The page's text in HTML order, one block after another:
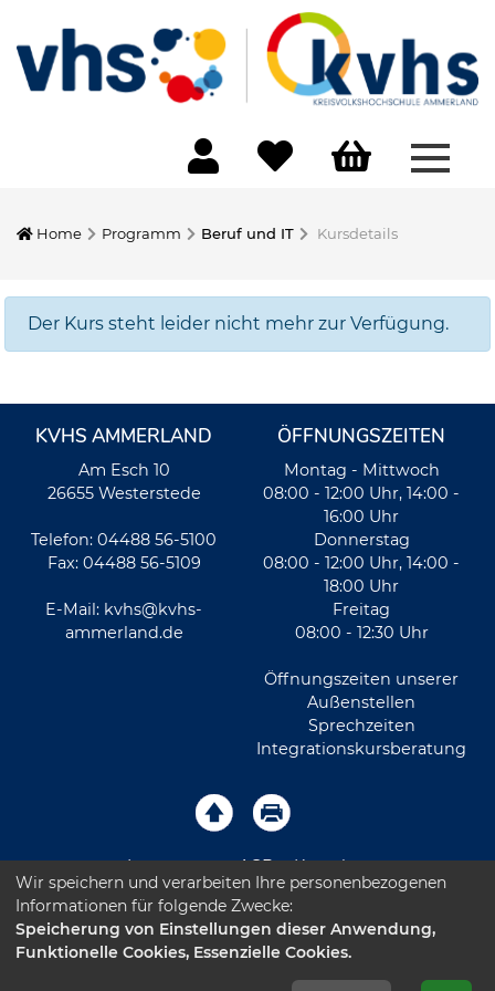
Home Programm Beruf und IT Kursdetails
Der Kurs steht leider nicht mehr zur Verfügung.
KVHS AMMERLAND
Am Esch 10
26655 Westerstede
Telefon: 04488 56-5100
Fax: 04488 56-5109
E-Mail: kvhs@kvhs-
ammerland.de
ÖFFNUNGSZEITEN
Montag - Mittwoch
08:00 - 12:00 Uhr, 14:00 -
16:00 Uhr
Donnerstag
08:00 - 12:00 Uhr, 14:00 -
18:00 Uhr
Freitag
08:00 - 12:30 Uhr
Öffnungszeiten unserer
Außenstellen
Sprechzeiten
Integrationskursberatung
Impressum AGB Kontakt
Sitemap Datenschutz Leichte Sprache
Barrierefreiheitserklärung
Wir speichern und verarbeiten Ihre personenbezogenen
Informationen für folgende Zwecke:
Speicherung von Einstellungen dieser Anwendung,
Funktionelle Cookies, Essenzielle Cookies.